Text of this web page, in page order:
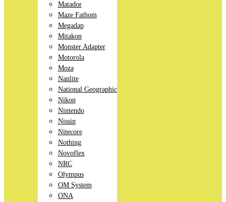
Matador
Maze Fathom
Megadap
Mitakon
Monster Adapter
Motorola
Moza
Nanlite
National Geographic
Nikon
Nintendo
Nissin
Nitecore
Nothing
Novoflex
NRC
Olympus
OM System
ONA